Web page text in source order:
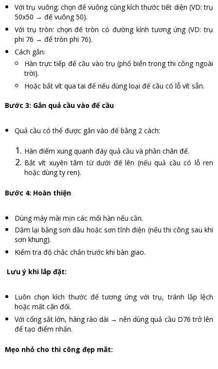
Với trụ vuông: chọn đế vuông cùng kích thước tiết diện (VD: trụ
50x50 → đế vuông 50).
Với trụ tròn: chọn đế tròn có đường kính tương ứng (VD: trụ
phi 76 → đế tròn phi 76).
Cách gắn:
Hàn trực tiếp đế cầu vào trụ (phổ biến trong thi công ngoài
trời).
Hoặc bắt vít qua tai đế nếu dùng loại đế cầu có lỗ vít sẵn.
Bước 3: Gắn quả cầu vào đế cầu
Quả cầu có thể được gắn vào đế bằng 2 cách:
Hàn điểm xung quanh đáy quả cầu và phần chân đế.
Bắt vít xuyên tâm từ dưới đế lên (nếu quả cầu có lỗ ren
hoặc dùng ty ren).
Bước 4: Hoàn thiện
Dùng máy mài mịn các mối hàn nếu cần.
Dặm lại bằng sơn dầu hoặc sơn tĩnh điện (nếu thi công sau khi
sơn khung).
Kiểm tra độ chắc chắn trước khi bàn giao.
Lưu ý khi lắp đặt:
Luôn chọn kích thước đế tương ứng với trụ, tránh lắp lệch
hoặc mất cân đối.
Với cổng sắt lớn, hàng rào dài → nên dùng quả cầu D76 trở lên
để tạo điểm nhấn.
Mẹo nhỏ cho thi công đẹp mắt: